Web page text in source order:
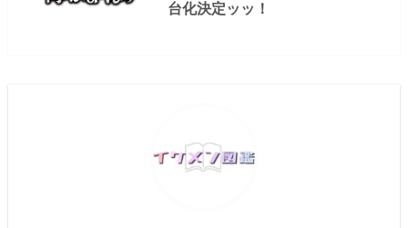
台化決定ッッ！